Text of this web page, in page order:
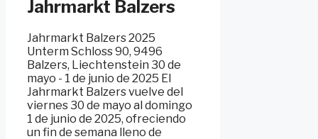
Jahrmarkt Balzers
Jahrmarkt Balzers 2025
Unterm Schloss 90, 9496
Balzers, Liechtenstein 30 de
mayo - 1 de junio de 2025 El
Jahrmarkt Balzers vuelve del
viernes 30 de mayo al domingo
1 de junio de 2025, ofreciendo
un fin de semana lleno de